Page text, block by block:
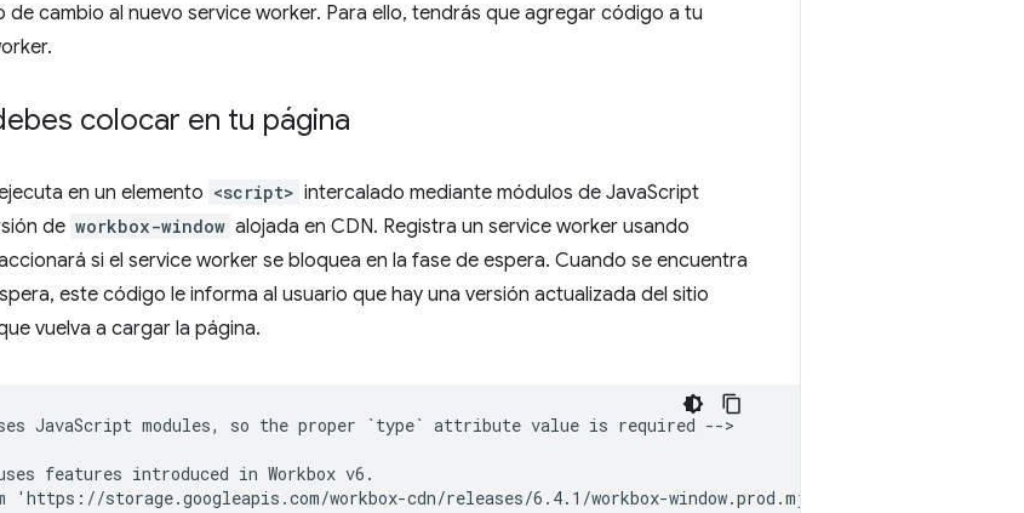
cambio al nuevo service worker. Para ello, tendrás que agregar código a tu
colocar en tu página
en un elemento <script> intercalado mediante módulos de JavaScript
de workbox-window alojada en CDN. Registra un service worker usando
si el service worker se bloquea en la fase de espera. Cuando se encuentra
este código le informa al usuario que hay una versión actualizada del sitio
vuelva a cargar la página.
JavaScript modules, so the proper `type` attribute value is required -->
features introduced in Workbox v6.
'https://storage.googleapis.com/workbox-cdn/releases/6.4.1/workbox-window.prod.mjs';